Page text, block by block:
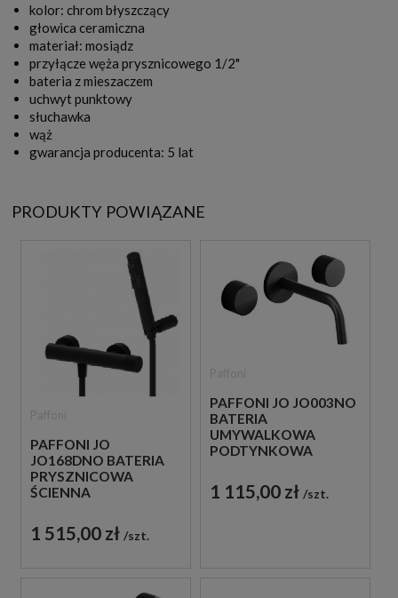
kolor: chrom błyszczący
głowica ceramiczna
materiał: mosiądz
przyłącze węża prysznicowego 1/2"
bateria z mieszaczem
uchwyt punktowy
słuchawka
wąż
gwarancja producenta: 5 lat
PRODUKTY POWIĄZANE
PAFFONI JO
JO168DNO BATERIA
PRYSZNICOWA
ŚCIENNA
CZARNA
1 515,00 zł szt.
PAFFONI JO JO003NO
BATERIA
UMYWALKOWA
PODTYNKOWA
CZARNA
1 115,00 zł szt.